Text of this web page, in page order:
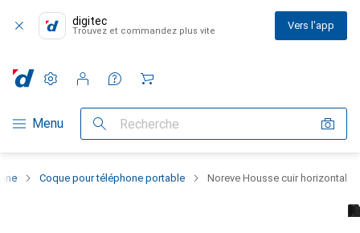
digitec
Trouvez et commandez plus vite Vers l'app
Navigation par catégorie
Menu Recherche
Paramètres
Compte client
Listes de comparaison
Listes d'envies
Panier
Coque pour téléphone portable Noreve Housse cuir horizontal